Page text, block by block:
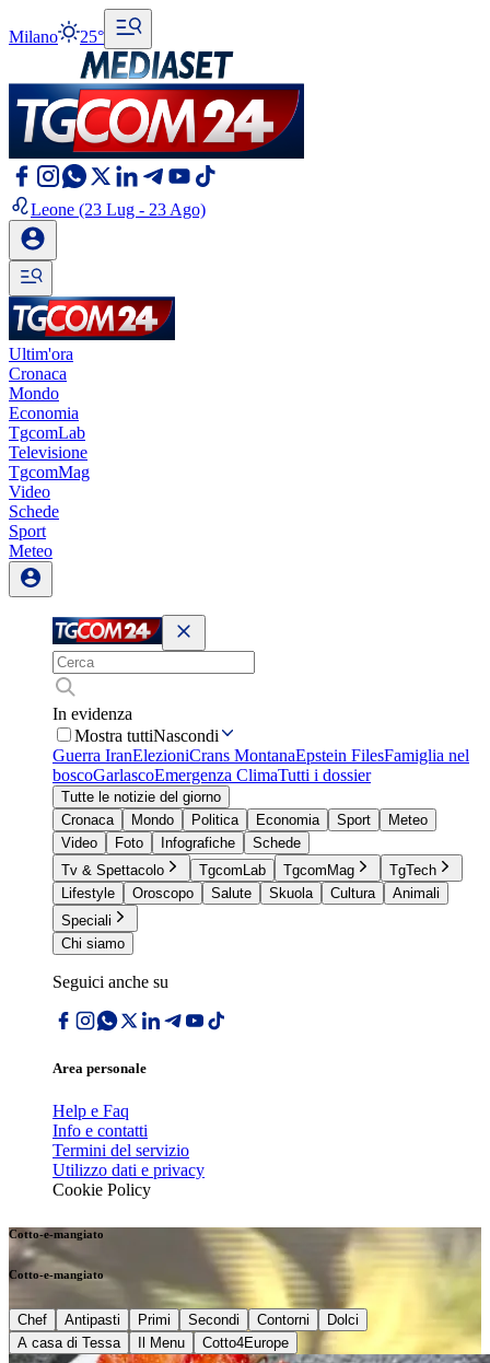
Milano 25°
Leone (23 Lug - 23 Ago)
Ultim'ora
Cronaca
Mondo
Economia
TgcomLab
Televisione
TgcomMag
Video
Schede
Sport
Meteo
In evidenza
Mostra tuttiNascondi
Guerra IranElezioniCrans MontanaEpstein FilesFamiglia nel
boscoGarlascoEmergenza ClimaTutti i dossier
Tutte le notizie del giorno
Cronaca
Mondo Politica Economia Sport
Meteo
Video
Foto Infografiche
Schede
Tv & Spettacolo
TgcomLab TgcomMag
TgTech
Lifestyle
Oroscopo Salute Skuola Cultura
Animali
Speciali
Chi siamo
Seguici anche su
Area personale
Help e Faq
Info e contatti
Termini del servizio
Utilizzo dati e privacy
Cookie Policy
Cotto-e-mangiato
Cotto-e-mangiato
Chef Antipasti Primi Secondi Contorni
Dolci
A casa di Tessa
Il Menu Cotto4Europe